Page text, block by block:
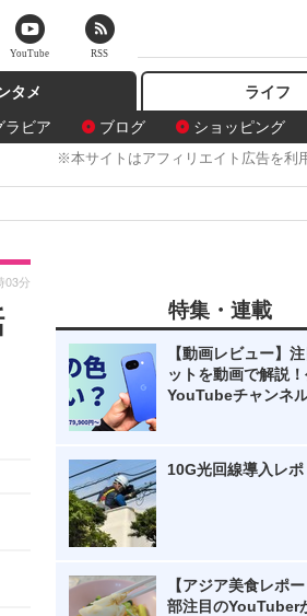
タメ
ラビア
ブログ ショッピング
ライフ
※本サイトはアフィリエイト広告を利
03分
特集・連載
【動画レビュー】
ットを動画で解説
YouTubeチャンネ
10G光回線導入レポ
【アジア美食レポ
部注目のYouTuber
YouTube RSS